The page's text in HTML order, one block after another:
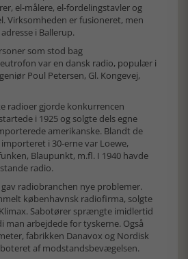
el-målere, el-fordelingstavler og
Virksomheden er fusioneret, men
i Ballerup.
som stod bag
var en dansk radio, populær i
Poul Petersen, Gl. Kongevej,
radioer gjorde konkurrencen
i 1925 og solgte dels egne
amerikanske. Blandt de
i 30-erne var Loewe,
Blaupunkt, m.fl. I 1940 havde
radio.
radiobranchen nye problemer.
københavnsk radiofirma, solgte
Sabotører sprængte imidlertid
man arbejdede for tyskerne. Også
fabrikken Danavox og Nordisk
af modstandsbevægelsen.